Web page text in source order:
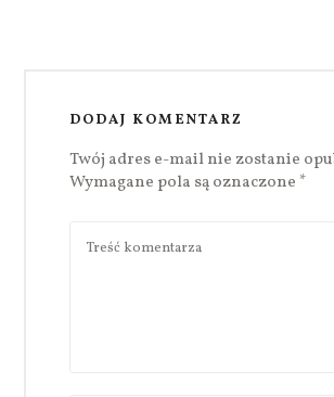
DODAJ KOMENTARZ
Twój adres e-mail nie zostanie
Wymagane pola są oznaczone *